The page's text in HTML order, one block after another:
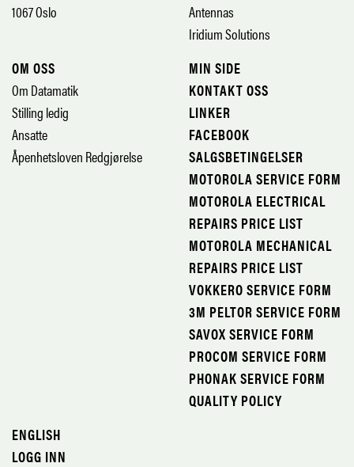
1067 Oslo
Antennas
Iridium Solutions
OM OSS
Om Datamatik
Stilling ledig
Ansatte
Åpenhetsloven Redgjørelse
MIN SIDE
KONTAKT OSS
LINKER
FACEBOOK
SALGSBETINGELSER
MOTOROLA SERVICE FORM
MOTOROLA ELECTRICAL
REPAIRS PRICE LIST
MOTOROLA MECHANICAL
REPAIRS PRICE LIST
VOKKERO SERVICE FORM
3M PELTOR SERVICE FORM
SAVOX SERVICE FORM
PROCOM SERVICE FORM
PHONAK SERVICE FORM
QUALITY POLICY
ENGLISH
LOGG INN